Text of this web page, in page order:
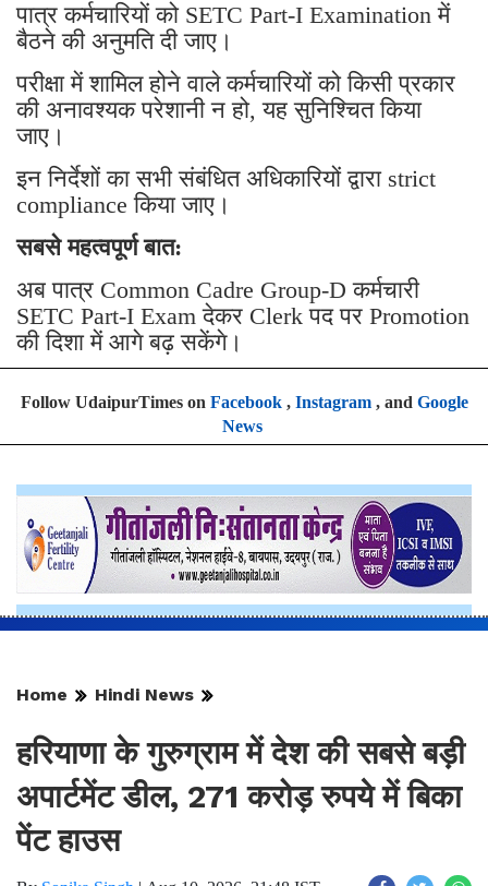
पात्र कर्मचारियों को SETC Part-I Examination में
बैठने की अनुमति दी जाए।
परीक्षा में शामिल होने वाले कर्मचारियों को किसी प्रकार
की अनावश्यक परेशानी न हो, यह सुनिश्चित किया
जाए।
इन निर्देशों का सभी संबंधित अधिकारियों द्वारा strict
compliance किया जाए।
सबसे महत्वपूर्ण बात:
अब पात्र Common Cadre Group-D कर्मचारी
SETC Part-I Exam देकर Clerk पद पर Promotion
की दिशा में आगे बढ़ सकेंगे।
Follow UdaipurTimes on Facebook, Instagram, and Google
News
Home Hindi News
हरियाणा के गुरुग्राम में देश की सबसे बड़ी
अपार्टमेंट डील, 271 करोड़ रुपये में बिका
पेंट हाउस